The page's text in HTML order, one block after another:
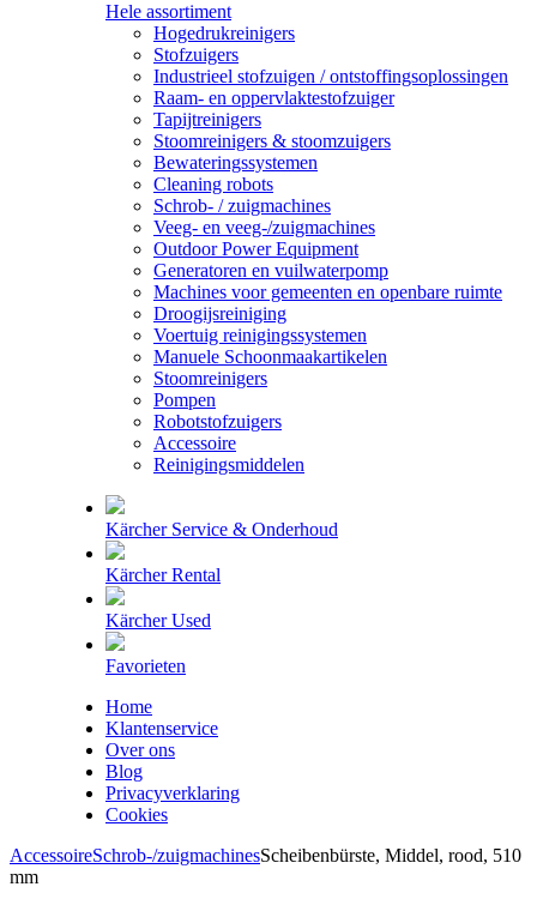
Hele assortiment
Hogedrukreinigers
Stofzuigers
Industrieel stofzuigen / ontstoffingsoplossingen
Raam- en oppervlaktestofzuiger
Tapijtreinigers
Stoomreinigers & stoomzuigers
Bewateringssystemen
Cleaning robots
Schrob- / zuigmachines
Veeg- en veeg-/zuigmachines
Outdoor Power Equipment
Generatoren en vuilwaterpomp
Machines voor gemeenten en openbare ruimte
Droogijsreiniging
Voertuig reinigingssystemen
Manuele Schoonmaakartikelen
Stoomreinigers
Pompen
Robotstofzuigers
Accessoire
Reinigingsmiddelen
Kärcher Service & Onderhoud
Kärcher Rental
Kärcher Used
Favorieten
Home
Klantenservice
Over ons
Blog
Privacyverklaring
Cookies
AccessoireSchrob-/zuigmachinesScheibenbürste, Middel, rood, 510
mm